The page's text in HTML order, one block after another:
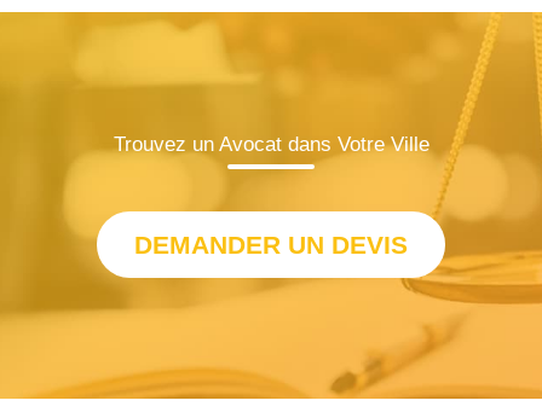
Trouvez un Avocat dans Votre Ville
DEMANDER UN DEVIS